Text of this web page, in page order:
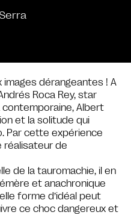
dérangeantes ! A
Roca Rey, star
Albert
et la solitude qui
Par cette expérience
réalisateur de
de la tauromachie, il en
et anachronique
forme d’idéal peut
ce choc dangereux et